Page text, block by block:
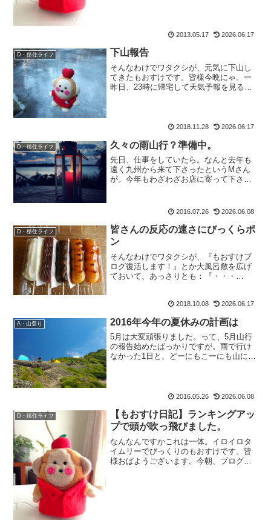
2013.05.17 2026.06.17
D・移住ライフ 下山報告
そんなわけでワタクシが、元気に下山し
てきたもおすけです。皆様今晩にゃ。一
昨日、23時に帰宅して天気予報を見る
クタクタでバテるかも...
2018.11.28 2026.06.17
D・移住ライフ 久々の雨山行？準備中。
先日、仕事をしていたら。なんと去年も
遠く九州から来て下さったというMさん
が。今年もわざわざお店に寄って下さい
で。二年越しにお会いすることが出来ま
2016.07.26 2026.06.08
D・移住ライフ
皆さんの反応の速さにびっくらポ
ン
そんなわけでワタクシが、『もおすけブ
ログ復活します！』とか大風呂敷を広げ
ておいて、あっさりとも：『・・・
おすけでございます。皆様 深夜に今晩
2018.10.08 2026.06.17
A・山登り 2016年今年の夏休みの計画は
5月は大変頑張りました。って、5月山行
の報告始めたばっかりですが。雨で行け
なかった1日と、どーにもこーにも山に行
やお客様から「今年...2016.05.26 2026.06.08
D・移住ライフ
【もおすけ日記】ランキングアッ
プで頭が吹っ飛びました。
なんなんですかこれは一体。イロイロタ
イムリーでびっくりのもおすけです。皆
様おぱようございます。今朝、ブログ村